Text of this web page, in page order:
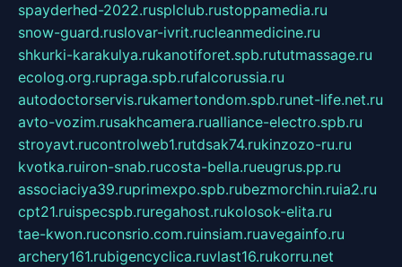
spayderhed-2022.rusplclub.rustoppamedia.ru
snow-guard.ruslovar-ivrit.rucleanmedicine.ru
shkurki-karakulya.rukanotiforet.spb.rututmassage.ru
ecolog.org.rupraga.spb.rufalcorussia.ru
autodoctorservis.rukamertondom.spb.runet-life.net.ru
avto-vozim.rusakhcamera.rualliance-electro.spb.ru
stroyavt.rucontrolweb1.rutdsak74.rukinzozo-ru.ru
kvotka.ruiron-snab.rucosta-bella.rueugrus.pp.ru
associaciya39.ruprimexpo.spb.rubezmorchin.ruia2.ru
cpt21.ruispecspb.ruregahost.rukolosok-elita.ru
tae-kwon.ruconsrio.com.ruinsiam.ruavegainfo.ru
archery161.rubigencyclica.ruvlast16.rukorru.net